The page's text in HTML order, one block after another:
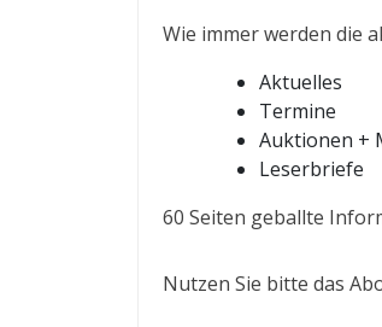
Wie immer werden die
Aktuelles
Termine
Auktionen +
Leserbriefe
60 Seiten geballte
Nutzen Sie bitte das